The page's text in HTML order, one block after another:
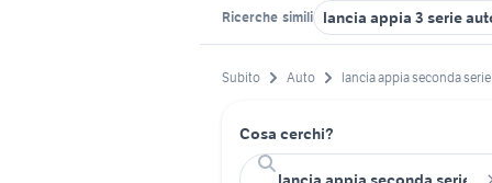
Ricerche simili lancia appia 3 serie
Subito Auto lancia appia seconda serie
Cosa cerchi?